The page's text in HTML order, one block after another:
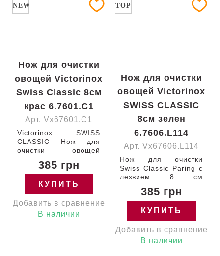
NEW
Нож для очистки
овощей Victorinox
Swiss Classic 8см
крас 6.7601.C1
Арт. Vx67601.C1
Victorinox SWISS
CLASSIC Нож для
очистки овощей
/ острый кончик /
гладкое / с красной
ручкой (BP) 100-08
Швейцария 6.7601.C1
Гарантия:
пожизненная
385 грн
КУПИТЬ
Добавить в сравнение
В наличии
TOP
Нож для очистки
овощей Victorinox
SWISS CLASSIC
8см зелен
6.7606.L114
Арт. Vx67606.L114
Нож для очистки
Swiss Classic Paring с
лезвием 8 см
ручкой Victorinox
6.7606.L114
Швейцария
385 грн
КУПИТЬ
Добавить в сравнение
В наличии